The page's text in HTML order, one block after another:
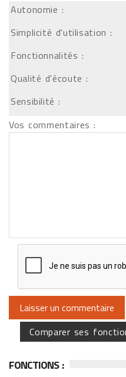
Autonomie :
Simplicité d'utilisation :
Fonctionnalités :
Qualité d'écoute :
Sensibilité :
Vos commentaires :
Comparer ses
FONCTIONS :